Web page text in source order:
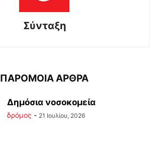
Σύνταξη
ΠΑΡΟΜΟΙΑ ΑΡΘΡΑ
Δημόσια νοσοκομεία
δρόμος - 21 Ιουλίου, 2026